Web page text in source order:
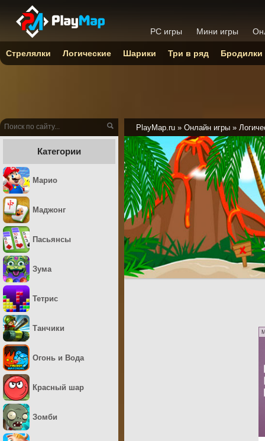
PlayMap.ru » Онлайн игры »
Категории
Марио
Маджонг
Пасьянсы
Зума
Тетрис
Танчики
Огонь и Вода
Красный шар
Зомби
PC игры Мини игры
Стрелялки Логические Шарики Три в ряд Бродилки